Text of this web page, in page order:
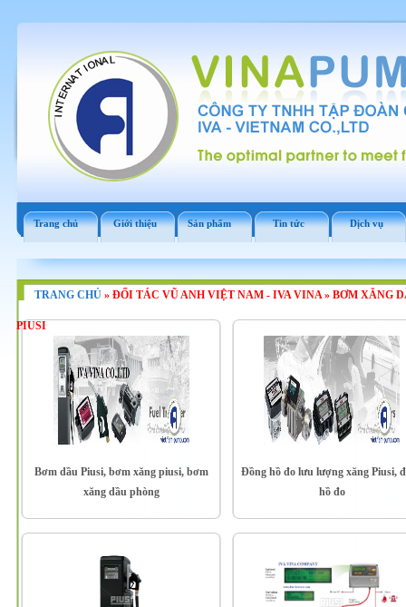
Trang chủ Giới thiệu Sản phẩm Tin tức Dịch vụ
TRANG CHỦ» ĐỐI TÁC VŨ ANH VIỆT NAM - IVA VINA» BƠM XĂNG
PIUSI
Bơm dầu Piusi, bơm xăng piusi, bơm
xăng dầu phòng
Đồng hồ đo lưu lượng xăng Piusi,
hồ đo